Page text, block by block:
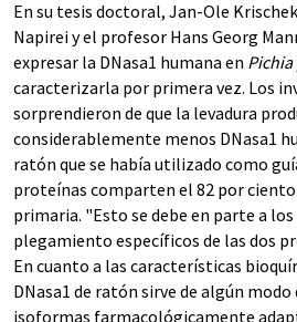
En su tesis doctoral, Jan-Ole
Napirei y el profesor Hans Georg
expresar la DNasa1 humana en
caracterizarla por primera vez. Los
sorprendieron de que la levadura
considerablemente menos DNasa1
ratón que se había utilizado como
proteínas comparten el 82 por
primaria. "Esto se debe en parte a
plegamiento específicos de las dos
En cuanto a las características
DNasa1 de ratón sirve de algún
isoformas farmacológicamente